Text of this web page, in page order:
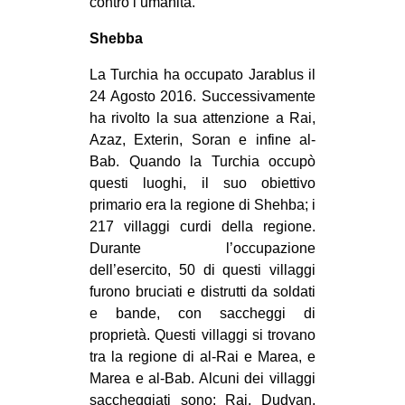
Shebba
La Turchia ha occupato Jarablus il
24 Agosto 2016. Successivamente
ha rivolto la sua attenzione a Rai,
Azaz, Exterin, Soran e infine al-
Bab. Quando la Turchia occupò
questi luoghi, il suo obiettivo
primario era la regione di Shehba; i
217 villaggi curdi della regione.
Durante l’occupazione
dell’esercito, 50 di questi villaggi
furono bruciati e distrutti da soldati
e bande, con saccheggi di
proprietà. Questi villaggi si trovano
tra la regione di al-Rai e Marea, e
Marea e al-Bab. Alcuni dei villaggi
saccheggiati sono: Rai, Dudyan,